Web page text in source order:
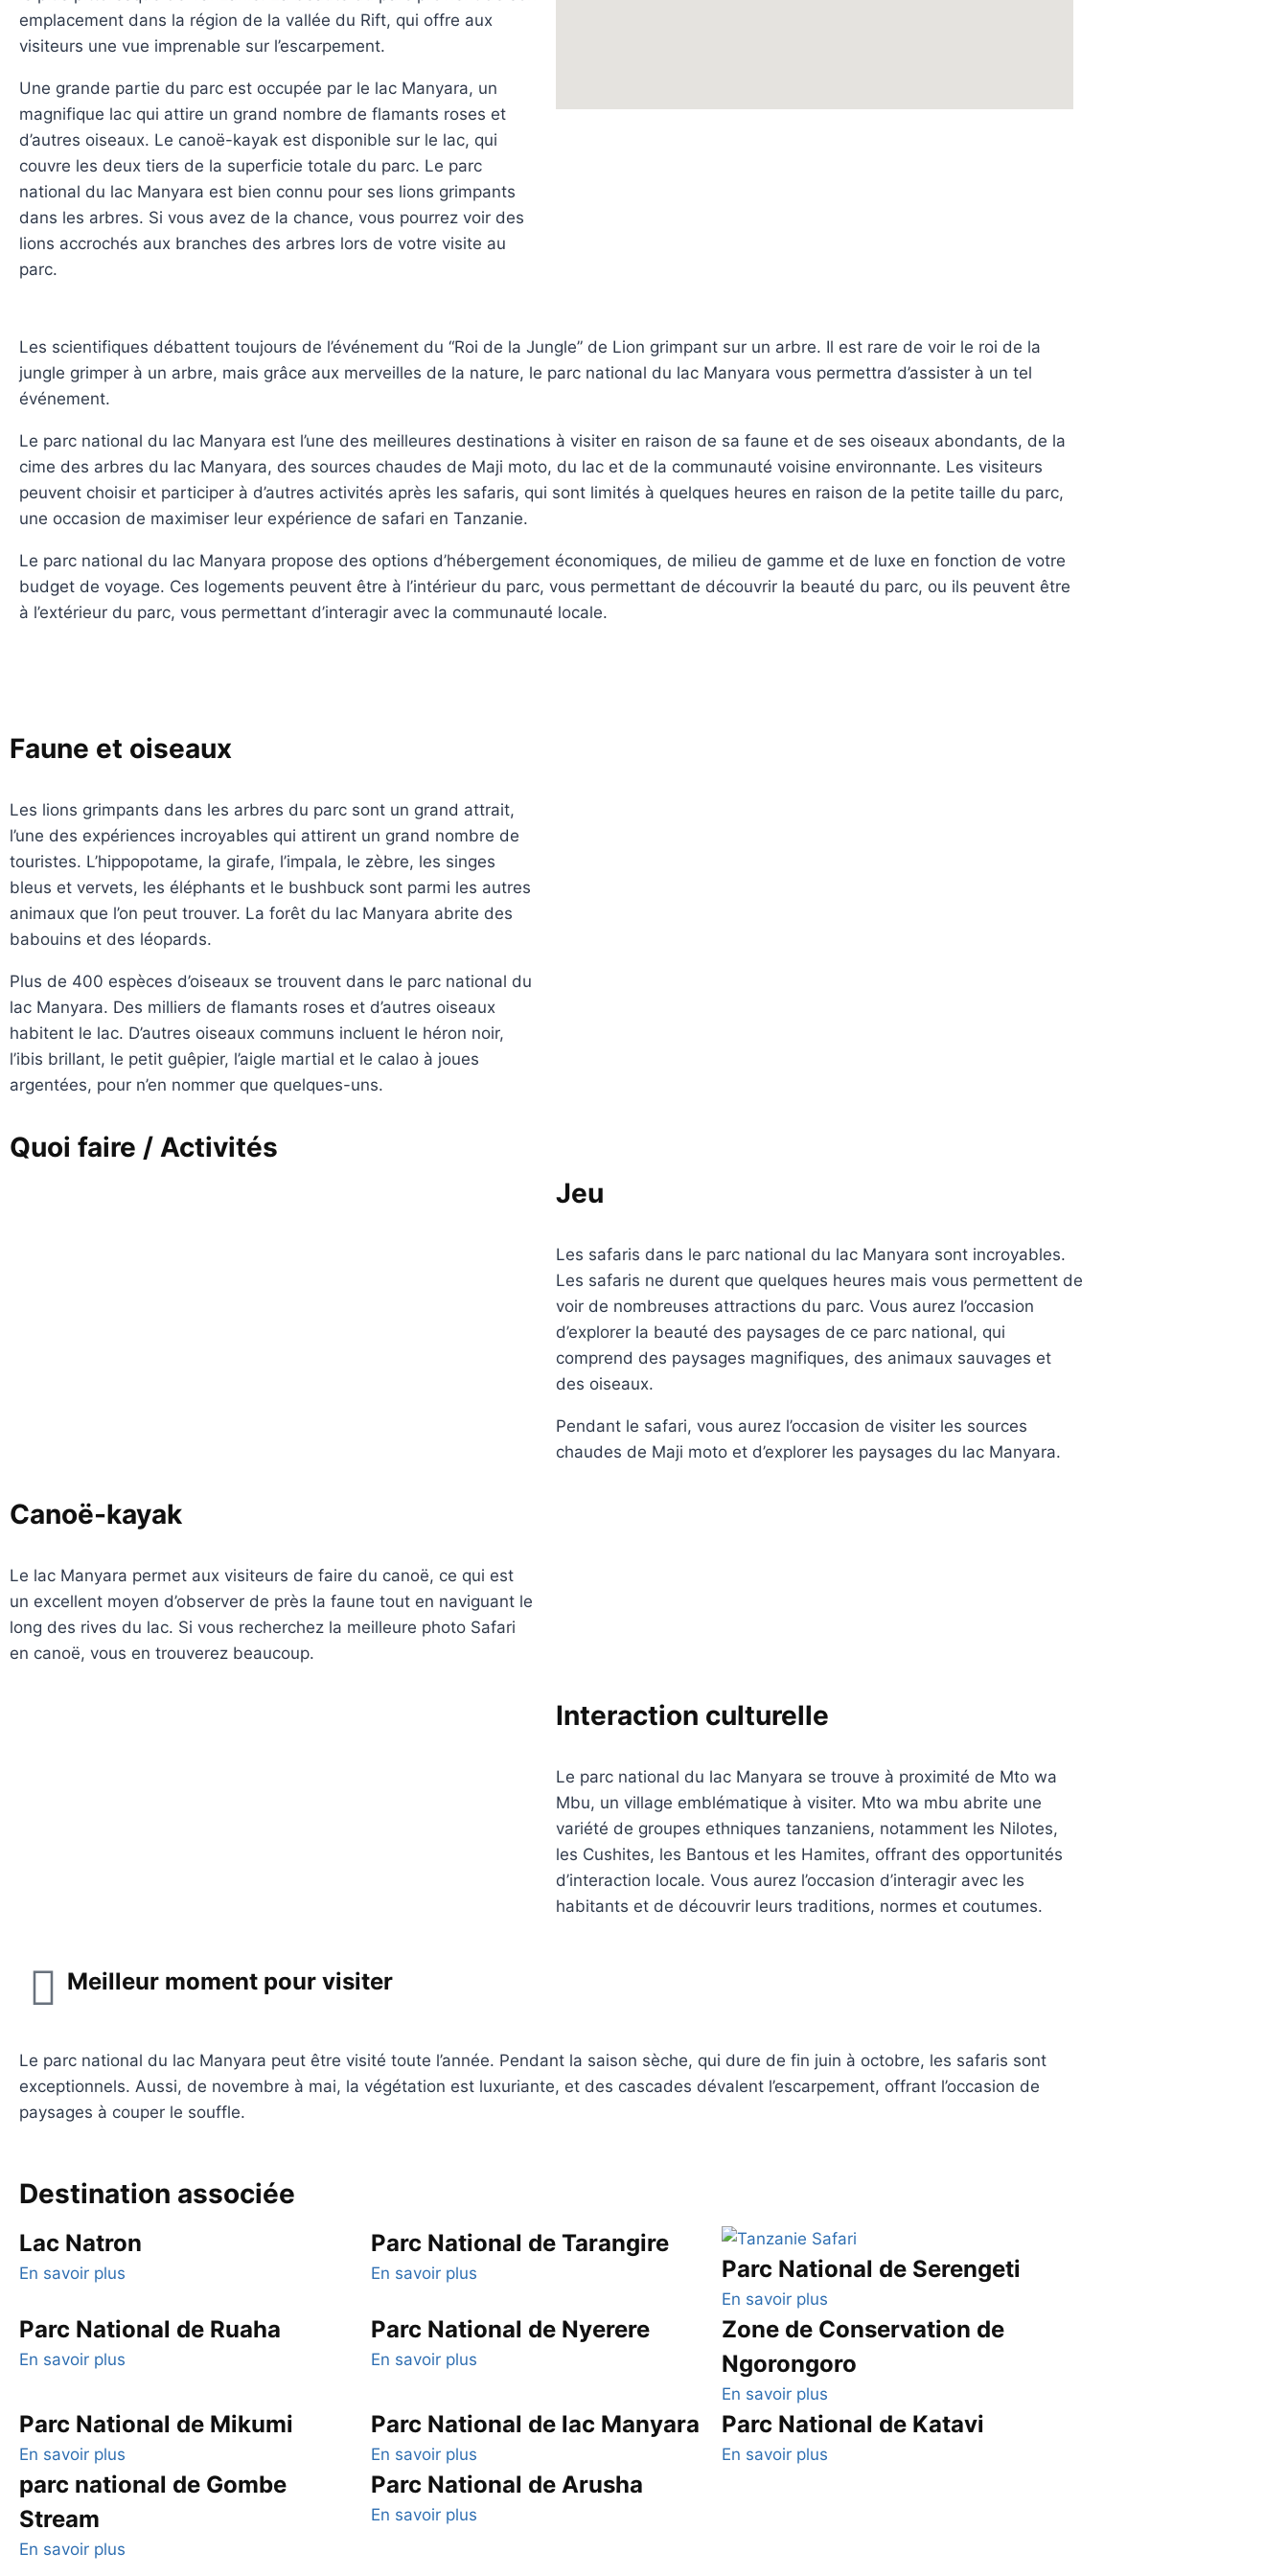
emplacement dans la région de la vallée du Rift, qui offre aux
visiteurs une vue imprenable sur l’escarpement.
Une grande partie du parc est occupée par le lac Manyara, un
magnifique lac qui attire un grand nombre de flamants roses et
d’autres oiseaux. Le canoë-kayak est disponible sur le lac, qui
couvre les deux tiers de la superficie totale du parc. Le parc
national du lac Manyara est bien connu pour ses lions grimpants
dans les arbres. Si vous avez de la chance, vous pourrez voir des
lions accrochés aux branches des arbres lors de votre visite au
parc.
Les scientifiques débattent toujours de l’événement du “Roi de la Jungle” de Lion grimpant sur un arbre. Il est rare de voir le roi de la
jungle grimper à un arbre, mais grâce aux merveilles de la nature, le parc national du lac Manyara vous permettra d’assister à un tel
événement.
Le parc national du lac Manyara est l’une des meilleures destinations à visiter en raison de sa faune et de ses oiseaux abondants, de la
cime des arbres du lac Manyara, des sources chaudes de Maji moto, du lac et de la communauté voisine environnante. Les visiteurs
peuvent choisir et participer à d’autres activités après les safaris, qui sont limités à quelques heures en raison de la petite taille du parc,
une occasion de maximiser leur expérience de safari en Tanzanie.
Le parc national du lac Manyara propose des options d’hébergement économiques, de milieu de gamme et de luxe en fonction de votre
budget de voyage. Ces logements peuvent être à l’intérieur du parc, vous permettant de découvrir la beauté du parc, ou ils peuvent être
à l’extérieur du parc, vous permettant d’interagir avec la communauté locale.
Faune et oiseaux
Les lions grimpants dans les arbres du parc sont un grand attrait,
l’une des expériences incroyables qui attirent un grand nombre de
touristes. L’hippopotame, la girafe, l’impala, le zèbre, les singes
bleus et vervets, les éléphants et le bushbuck sont parmi les autres
animaux que l’on peut trouver. La forêt du lac Manyara abrite des
babouins et des léopards.
Plus de 400 espèces d’oiseaux se trouvent dans le parc national du
lac Manyara. Des milliers de flamants roses et d’autres oiseaux
habitent le lac. D’autres oiseaux communs incluent le héron noir,
l’ibis brillant, le petit guêpier, l’aigle martial et le calao à joues
argentées, pour n’en nommer que quelques-uns.
Quoi faire / Activités
Jeu
Les safaris dans le parc national du lac Manyara sont incroyables.
Les safaris ne durent que quelques heures mais vous permettent de
voir de nombreuses attractions du parc. Vous aurez l’occasion
d’explorer la beauté des paysages de ce parc national, qui
comprend des paysages magnifiques, des animaux sauvages et
des oiseaux.
Pendant le safari, vous aurez l’occasion de visiter les sources
chaudes de Maji moto et d’explorer les paysages du lac Manyara.
Canoë-kayak
Le lac Manyara permet aux visiteurs de faire du canoë, ce qui est
un excellent moyen d’observer de près la faune tout en naviguant le
long des rives du lac. Si vous recherchez la meilleure photo Safari
en canoë, vous en trouverez beaucoup.
Interaction culturelle
Le parc national du lac Manyara se trouve à proximité de Mto wa
Mbu, un village emblématique à visiter. Mto wa mbu abrite une
variété de groupes ethniques tanzaniens, notamment les Nilotes,
les Cushites, les Bantous et les Hamites, offrant des opportunités
d’interaction locale. Vous aurez l’occasion d’interagir avec les
habitants et de découvrir leurs traditions, normes et coutumes.
Meilleur moment pour visiter
Le parc national du lac Manyara peut être visité toute l’année. Pendant la saison sèche, qui dure de fin juin à octobre, les safaris sont
exceptionnels. Aussi, de novembre à mai, la végétation est luxuriante, et des cascades dévalent l’escarpement, offrant l’occasion de
paysages à couper le souffle.
Destination associée
Lac Natron
En savoir plus
Parc National de Tarangire
En savoir plus Parc National de Serengeti
En savoir plus
Parc National de Ruaha
En savoir plus
Parc National de Nyerere
En savoir plus
Zone de Conservation de
Ngorongoro
En savoir plus
Parc National de Mikumi
En savoir plus
Parc National de lac Manyara
En savoir plus
Parc National de Katavi
En savoir plus
parc national de Gombe
Stream
En savoir plus
Parc National de Arusha
En savoir plus